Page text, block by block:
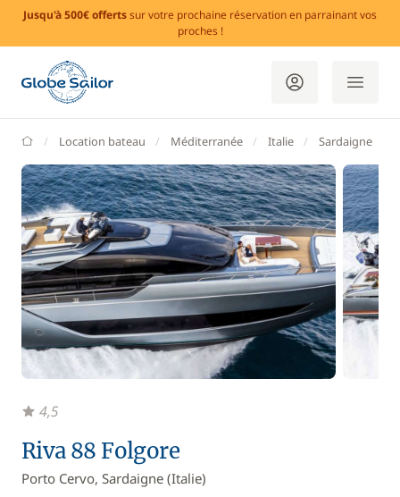
Jusqu'à 500€ offertssur votre prochaine réservation en parrainant vos
proches !
GlobeSailor
Location bateau Méditerranée Italie Sardaigne
Riva 88 Folgore
Porto Cervo, Sardaigne (Italie)
4,5